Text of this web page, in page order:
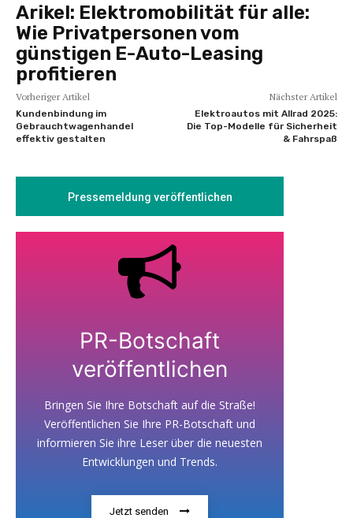
Arikel: Elektromobilität für alle:
Wie Privatpersonen vom
günstigen E-Auto-Leasing
profitieren
Vorheriger Artikel
Kundenbindung im
Gebrauchtwagenhandel
effektiv gestalten
Nächster Artikel
Elektroautos mit Allrad 2025:
Die Top-Modelle für Sicherheit
& Fahrspaß
Pressemeldung veröffentlichen
PR-Botschaft
veröffentlichen
Bringen Sie Ihre Botschaft auf die Straße!
Veröffentlichen Sie Ihre PR-Botschaft und
informieren Sie ihre Leser über die neuesten
Entwicklungen und Trends.
Jetzt senden